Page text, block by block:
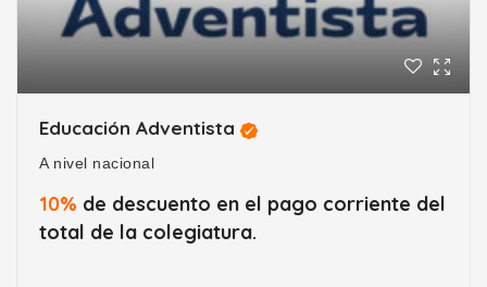
Educación Adventista
A nivel nacional
10% de descuento en el pago corriente del
total de la colegiatura.